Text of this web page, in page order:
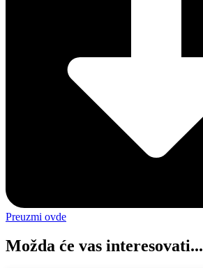
Preuzmi ovde
Možda će vas interesovati...